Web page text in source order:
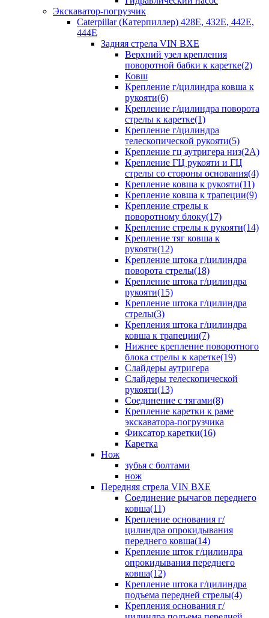
Экскаватор-погрузчик
Caterpillar (Катерпиллер) 428E, 432E, 442E,
444E
Задняя стрела VIN BXE
Верхний узел крепления
поворотной бабки к каретке(2)
Ковш
Крепление г/цилиндра ковша к
рукояти(6)
Крепление г/цилиндра поворота
стрелы к каретке(1)
Крепление г/цилиндра
телескопической рукояти(5)
Крепление гц аутригера низ(2А)
Крепление ГЦ рукояти и ГЦ
стрелы со стороны основания(4)
Крепление ковша к рукояти(11)
Крепление ковша к трапеции(9)
Крепление стрелы к
поворотному блоку(17)
Крепление стрелы к рукояти(14)
Крепление тяг ковша к
рукояти(12)
Крепление штока г/цилиндра
поворота стрелы(18)
Крепление штока г/цилиндра
рукояти(15)
Крепление штока г/цилиндра
стрелы(3)
Крепления штока г/цилиндра
ковша к трапеции(7)
Нижнее крепление поворотного
блока стрелы к каретке(19)
Слайдеры аутригера
Слайдеры телескопической
рукояти(13)
Соединение с тягами(8)
Крепление каретки к раме
экскаватора-погрузчика
Фиксатор каретки(16)
Каретка
Нож
зубья с болтами
нож
Передняя стрела VIN BXE
Cоединение рычагов переднего
ковша(11)
Крепление основания г/
цилиндра опрокидывания
переднего ковша(14)
Крепление шток г/цилиндра
опрокидывания переднего
ковша(12)
Крепление штока г/цилиндра
подъема передней стрелы(4)
Крепления основания г/